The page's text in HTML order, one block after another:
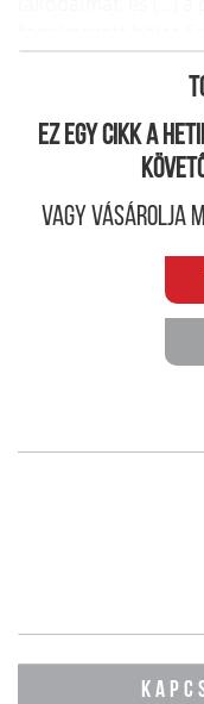
korábban.
Ez egy cikk a
Vagy vásárolja